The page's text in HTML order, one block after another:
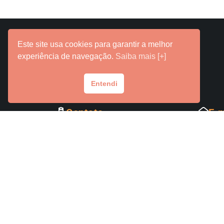
Contato E-
Este site usa cookies para garantir a melhor
experiência de navegação. Saiba mais [+]
Entendi